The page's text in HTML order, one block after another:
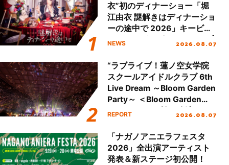
衣”初のディナーショー「堀
江由衣 謎解きはディナーショ
ーの途中で 2026」キービジ
ュアル＆グッズラインナップ
NEWS 2026.08.07
“ラブライブ！蓮ノ空女学院
スクールアイドルクラブ 6th
Live Dream ～Bloom Garden
Party～ ＜Bloom Garden
Party Stage／埼玉公演＞”
REPORT 2026.08.07
「ナガノアニエラフェスタ
2026」全出演アーティスト
発表＆新ステージ初公開！